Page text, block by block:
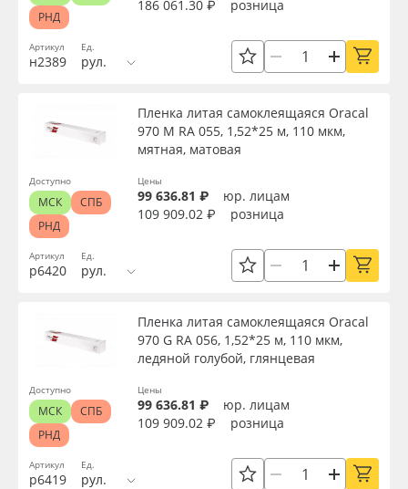
Оплата
Сервис
Контакты
Блог
Избранное
8 800 550 7888
Москва
Чернила
Клей, скотчи и крепёж
Профильные системы
Сублимация и термотрансфер
Светотехника
Упаковочные материалы
Оборудование и инструмент
Новинки ассортимента
Oracal 641
Длина рулона, м
Цвет
Цвет клея
Текстура
Срок эксплуатации, лет
Артикул
н2389
Ед.
рул.
186 061.30 ₽
розница
РНД
Артикул
р6420
Пленка литая самоклеящаяся Oracal
970 M RA 055, 1,52*25 м, 110 мкм,
мятная, матовая
Ед.
рул.
Цены
99 636.81 ₽
юр. лицам
109 909.02 ₽
розница
Доступно
МСК
СПБ
РНД
Артикул
р6419
Пленка литая самоклеящаяся Oracal
970 G RA 056, 1,52*25 м, 110 мкм,
ледяной голубой, глянцевая
Ед.
рул.
Цены
99 636.81 ₽
юр. лицам
109 909.02 ₽
розница
Доступно
МСК
СПБ
РНД